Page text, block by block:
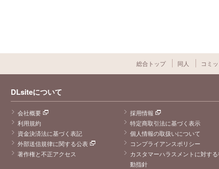
総合トップ 同人 コミ
DLsiteについて
会社概要
採用情報
利用規約
特定商取引法に基づく表示
資金決済法に基づく表記
個人情報の取扱いについて
外部送信規律に関する公表
コンプライアンスポリシー
著作権と不正アクセス
カスタマーハラスメントに対す
動指針